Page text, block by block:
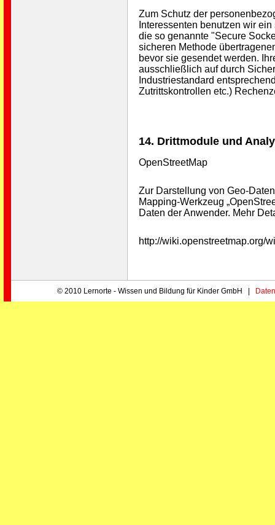
Zum Schutz der
Interessenten benutzen wir
die so genannte "Secure
sicheren Methode
bevor sie gesendet werden.
ausschließlich auf durch
Industriestandard
Zutrittskontrollen etc.)
14. Drittmodule und
OpenStreetMap
Zur Darstellung von Geo-
Mapping-Werkzeug
Daten der Anwender. Mehr
http://wiki.openstreetmap.org/
© 2010 Lernorte - Wissen und Bildung für Kinder GmbH |